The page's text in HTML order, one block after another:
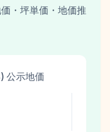
・坪単価・地価推
公示地価